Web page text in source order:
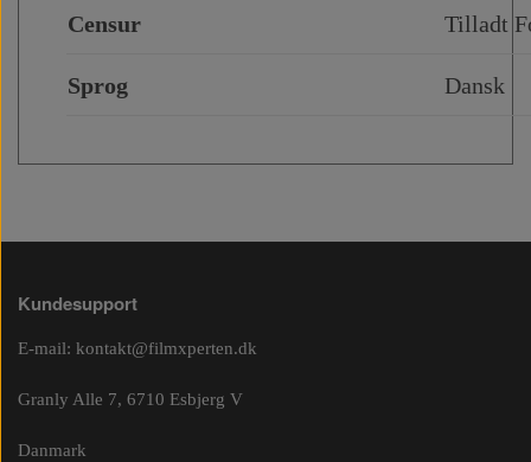
Censur Tilladt
Sprog Dansk
Kundesupport
E-mail: kontakt@filmxperten.dk
Granly Alle 7, 6710 Esbjerg V
Danmark